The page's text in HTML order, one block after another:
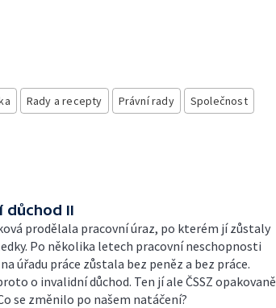
Rady a recepty Právní rady
Společnost
důchod II
prodělala pracovní úraz, po kterém jí zůstaly
Po několika letech pracovní neschopnosti
úřadu práce zůstala bez peněz a bez práce.
o invalidní důchod. Ten jí ale ČSSZ opakovaně
se změnilo po našem natáčení?